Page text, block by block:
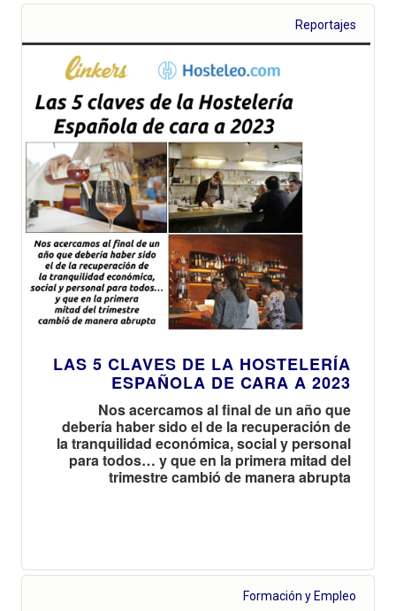
Reportajes
LAS 5 CLAVES DE LA HOSTELERÍA
ESPAÑOLA DE CARA A 2023
Nos acercamos al final de un año que
debería haber sido el de la recuperación de
la tranquilidad económica, social y personal
para todos… y que en la primera mitad del
trimestre cambió de manera abrupta
Formación y Empleo